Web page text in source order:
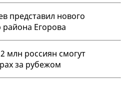
представил нового
Егорова
млн россиян смогут
за рубежом